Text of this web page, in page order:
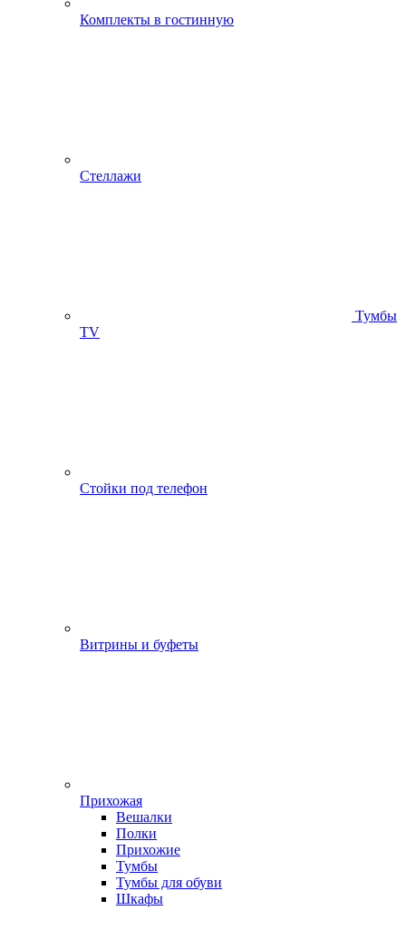
Комплекты в гостинную
Стеллажи
Тумбы
ТV
Стойки под телефон
Витрины и буфеты
Прихожая
Вешалки
Полки
Прихожие
Тумбы
Тумбы для обуви
Шкафы